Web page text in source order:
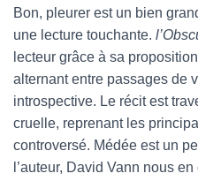
Bon, pleurer est un bien
une lecture touchante.
lecteur grâce à sa
alternant entre passages de
introspective. Le récit est
cruelle, reprenant les
controversé. Médée est un
l’auteur, David Vann nous